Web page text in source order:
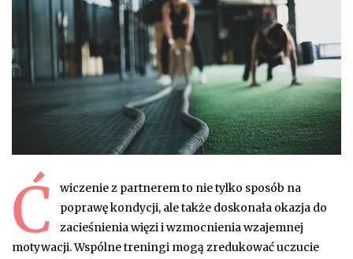
Ć
wiczenie z partnerem to nie tylko sposób na
poprawę kondycji, ale także doskonała okazja do
zacieśnienia więzi i wzmocnienia wzajemnej
motywacji. Wspólne treningi mogą zredukować uczucie